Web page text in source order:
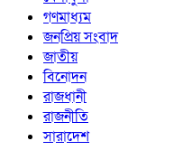
গণমাধ্যম
জনপ্রিয় সংবাদ
জাতীয়
বিনোদন
রাজধানী
রাজনীতি
সারাদেশ